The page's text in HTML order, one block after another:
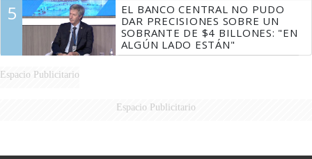
5
EL BANCO CENTRAL NO PUDO
DAR PRECISIONES SOBRE UN
SOBRANTE DE $4 BILLONES: "EN
ALGÚN LADO ESTÁN"
Espacio Publicitario
Espacio Publicitario